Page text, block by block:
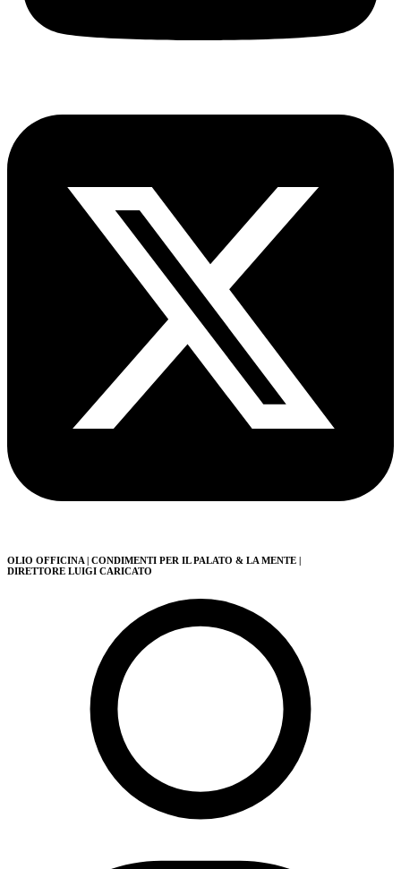
OLIO OFFICINA | CONDIMENTI PER IL PALATO & LA MENTE |
DIRETTORE LUIGI CARICATO